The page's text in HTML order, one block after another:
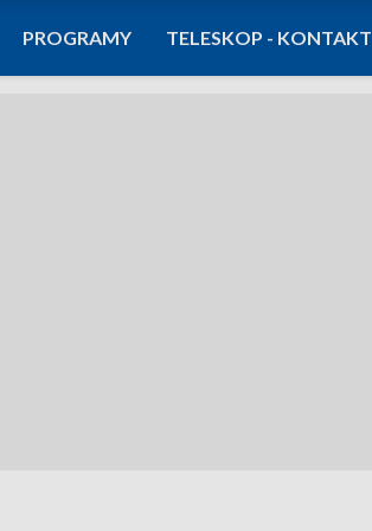
PROGRAMY TELESKOP - KONTAKT